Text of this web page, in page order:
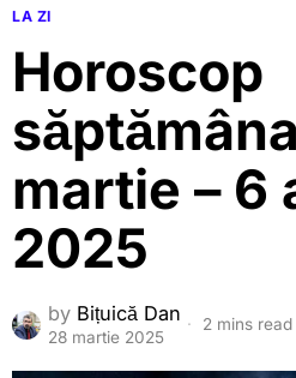
LA ZI
Horoscop
martie – 6
2025
by Bițuică Dan
28 martie 2025
2 mins read